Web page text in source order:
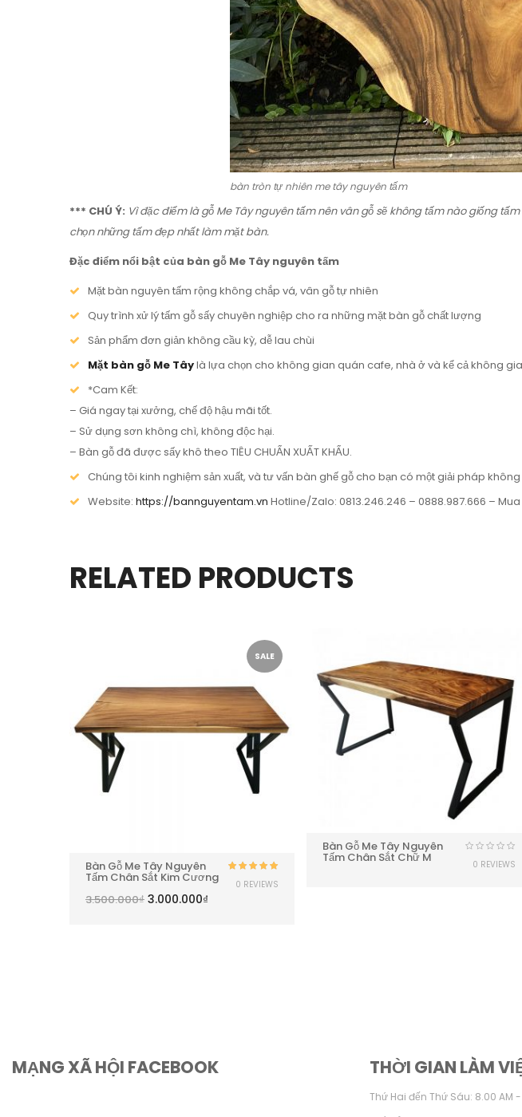
bàn tròn tự nhiên me tây nguyên tấm
*** CHÚ Ý: Vì đặc điểm là gỗ Me Tây nguyên tấm nên vân gỗ sẽ không tấm nào giống
chọn những tấm đẹp nhất làm mặt bàn.
Đặc điểm nổi bật của bàn gỗ Me Tây nguyên tấm
Mặt bàn nguyên tấm rộng không chắp vá, vân gỗ tự nhiên
Quy trình xử lý tấm gỗ sấy chuyên nghiệp cho ra những mặt bàn gỗ chất lượng
Sản phẩm đơn giản không cầu kỳ, dễ lau chùi
Mặt bàn gỗ Me Tâylà lựa chọn cho không gian quán cafe, nhà ở và kể cả không
*Cam Kết:
– Giá ngay tại xưởng, chế độ hậu mãi tốt.
– Sử dụng sơn không chì, không độc hại.
– Bàn gỗ đã được sấy khô theo TIÊU CHUẨN XUẤT KHẨU.
Chúng tôi kinh nghiệm sản xuất, và tư vấn bàn ghế gỗ cho bạn có một giải pháp
Website: https://bannguyentam.vn Hotline/Zalo: 0813.246.246 – 0888.987.666 – Mua
RELATED PRODUCTS
SALE
Bàn Gỗ Me Tây Nguyên
Tấm Chân Sắt Kim Cương
3.500.000₫ 3.000.000₫
Được xếp
hạng5.00 5
0 REVIEWS
Bàn Gỗ Me Tây Nguyên
Tấm Chân Sắt Chữ M 0 REVIEWS
MẠNG XÃ HỘI FACEBOOK THỜI GIAN LÀM
Thứ Hai đến Thứ Sáu: 8.00 AM -